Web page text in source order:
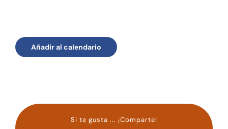
Añadir al calendario
Si te gusta ... ¡Comparte!